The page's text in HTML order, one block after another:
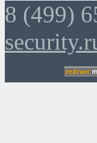
8 (499)